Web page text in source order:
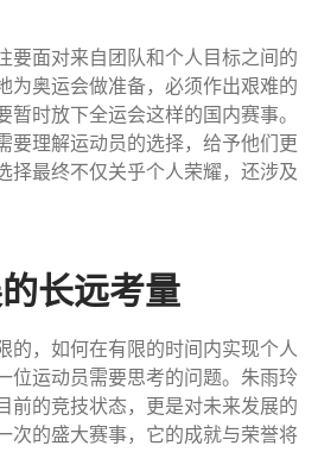
要面对来自团队和个人目标之间的
为奥运会做准备，必须作出艰难的
暂时放下全运会这样的国内赛事。
要理解运动员的选择，给予他们更
择最终不仅关乎个人荣耀，还涉及
长远考量
的，如何在有限的时间内实现个人
位运动员需要思考的问题。朱雨玲
前的竞技状态，更是对未来发展的
次的盛大赛事，它的成就与荣誉将